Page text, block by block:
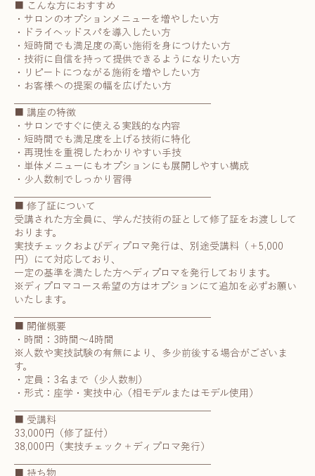
■ こんな方におすすめ
・サロンのオプションメニューを増やしたい方
・ドライヘッドスパを導入したい方
・短時間でも満足度の高い施術を身につけたい方
・技術に自信を持って提供できるようになりたい方
・リピートにつながる施術を増やしたい方
・お客様への提案の幅を広げたい方
■ 講座の特徴
・サロンですぐに使える実践的な内容
・短時間でも満足度を上げる技術に特化
・再現性を重視したわかりやすい手技
・単体メニューにもオプションにも展開しやすい構成
・少人数制でしっかり習得
■ 修了証について
受講された方全員に、学んだ技術の証として修了証をお渡しして
おります。
実技チェックおよびディプロマ発行は、別途受講料（＋5,000
円）にて対応しており、
一定の基準を満たした方へディプロマを発行しております。
※ディプロマコース希望の方はオプションにて追加を必ずお願い
いたします。
■ 開催概要
・時間：3時間～4時間
※人数や実技試験の有無により、多少前後する場合がございま
す。
・定員：3名まで（少人数制）
・形式：座学・実技中心（相モデルまたはモデル使用）
■ 受講料
33,000円（修了証付）
38,000円（実技チェック＋ディプロマ発行）
■ 持ち物